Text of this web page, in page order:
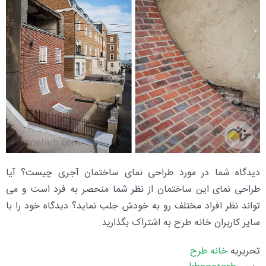
دیدگاه شما در مورد طراحی نمای ساختمان آجری چیست؟ آیا
طراحی نمای این ساختمان از نظر شما منحصر به فرد است و می
تواند نظر افراد مختلف رو به خودش جلب نماید؟ دیدگاه خود را با
سایر کاربران خانه طرح به اشتراک بگذارید.
تحریریه خانه طرح